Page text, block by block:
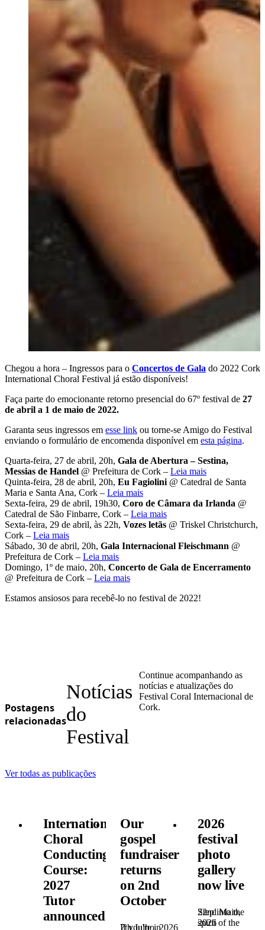
Chegou a hora – Ingressos para o Concertos de Gala do 2022 Cork
International Choral Festival já estão disponíveis!
Faça parte do emocionante retorno presencial do 67º festival de 27
de abril a 1 de maio de 2022.
Garanta seus ingressos em esse link ou torne-se Amigo do Festival
enviando o formulário de encomenda disponível em esta página.
Quarta-feira, 27 de abril, 20h, Gala de Abertura – Sestina,
Messias de Handel @ Prefeitura de Cork – Leia mais
Quinta-feira, 28 de abril, 20h, Eu Fagiolini @ Catedral de Santa
Maria e Santa Ana, Cork – Leia mais
Sexta-feira, 29 de abril, 19h30, Coro de Câmara da Irlanda @
Catedral de São Finbarre, Cork – Leia mais
Sexta-feira, 29 de abril, às 22h, Vozes letãs @ Triskel Christchurch,
Cork – Leia mais
Sábado, 30 de abril, 20h, Gala Internacional Fleischmann @
Prefeitura de Cork – Leia mais
Domingo, 1º de maio, 20h, Concerto de Gala de Encerramento
@ Prefeitura de Cork – Leia mais
Estamos ansiosos para recebê-lo no festival de 2022!
Postagens
relacionadas
Notícias
do
Festival
Continue acompanhando as
notícias e atualizações do
Festival Coral Internacional de
Cork.
Ver todas as publicações
International
Choral
Conducting
Course:
2027
Tutor
announced!
Our
gospel
fundraiser
returns
on 2nd
October
7th Julho, 2026
If you're in
2026
festival
photo
gallery
now live
22nd Maio,
2026
Step into the
spirit of the